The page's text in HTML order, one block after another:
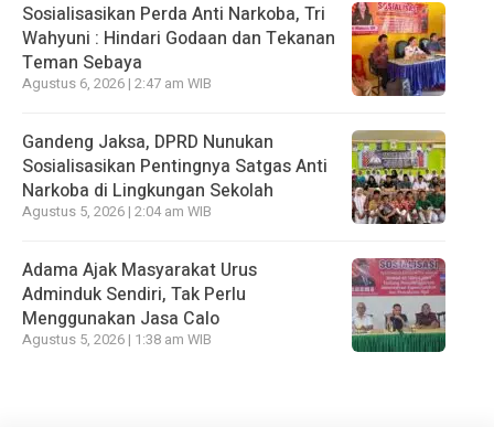
Sosialisasikan Perda Anti Narkoba, Tri
Wahyuni : Hindari Godaan dan Tekanan
Teman Sebaya
Agustus 6, 2026 | 2:47 am WIB
Gandeng Jaksa, DPRD Nunukan
Sosialisasikan Pentingnya Satgas Anti
Narkoba di Lingkungan Sekolah
Agustus 5, 2026 | 2:04 am WIB
Adama Ajak Masyarakat Urus
Adminduk Sendiri, Tak Perlu
Menggunakan Jasa Calo
Agustus 5, 2026 | 1:38 am WIB